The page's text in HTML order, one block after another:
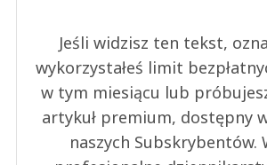
Jeśli widzisz ten tekst,
wykorzystałeś limit
w tym miesiącu lub
artykuł premium, dostępny
naszych Subskrybentów.